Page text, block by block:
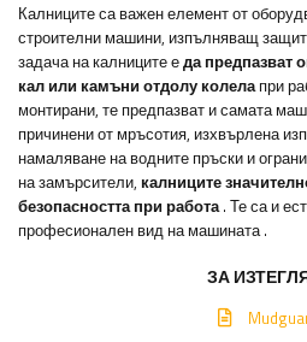
Калниците са важен елемент от
строителни машини, изпълняващ
задача на калниците еда предпазват
кал или камъни отдолу колелапри
монтирани, те предпазват и самата
причинени от мръсотия, изхвърлена
намаляване на водните пръски и
на замърсители, калниците
безопасността при работа . Те са и
професионален вид на машината.
ЗА